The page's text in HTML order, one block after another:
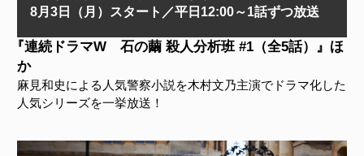
8月3日（月）スタート／平日12:00～1話ずつ放送
『連続ドラマW 石の繭 殺人分析班 #1（全5話）』ほ
か
麻見和史による人気警察小説を木村文乃主演でドラマ化した
人気シリーズを一挙放送！